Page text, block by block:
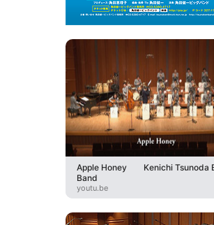
Apple Honey Kenichi Tsunoda
Band
youtu.be